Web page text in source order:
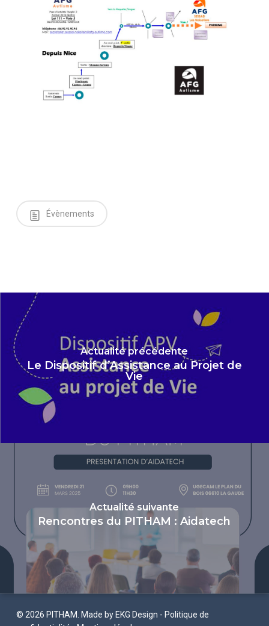
Évènements
Actualité précédente
Le Dispositif d’Assistance au Projet de
Vie
Actualité suivante
Rencontres du PITHAM : Aidatech
© 2026 PITHAM. Made by EKG Design - Politique de